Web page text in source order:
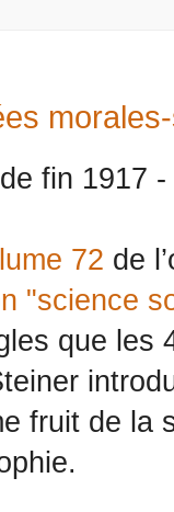
fin 1917
72 de
"science
que les
fruit de la